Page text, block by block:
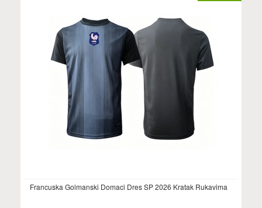
Francuska Golmanski Domaci Dres SP 2026 Kratak Rukavima